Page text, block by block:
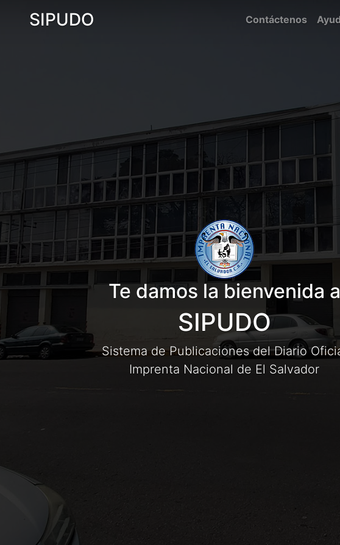
SIPUDO Contáctenos
Te damos la bienvenida a
SIPUDO
Sistema de Publicaciones del Diario
Imprenta Nacional de El Salvador